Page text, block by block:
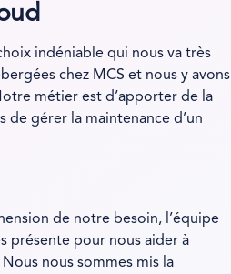
indéniable qui nous va très
chez MCS et nous y avons
métier est d’apporter de la
de gérer la maintenance d’un
de notre besoin, l’équipe
présente pour nous aider à
nous sommes mis la